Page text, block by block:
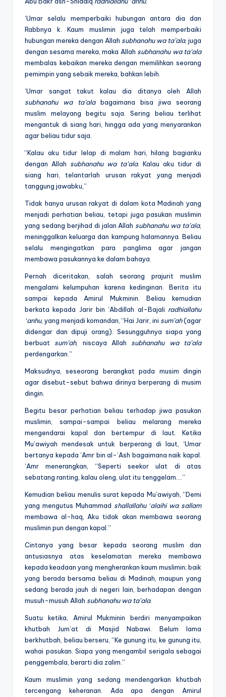
‘Umar selalu memperbaiki hubungan antara dia dan
Rabbnya k. Kaum muslimin juga telah memperbaiki
hubungan mereka dengan Allah subhanahu wa ta’ala, juga
dengan sesama mereka, maka Allah subhanahu wa ta’ala
membalas kebaikan mereka dengan memilihkan seorang
pemimpin yang sebaik mereka, bahkan lebih.
‘Umar sangat takut kalau dia ditanya oleh Allah
subhanahu wa ta’alabagaimana bisa jiwa seorang
muslim melayang begitu saja. Sering beliau terlihat
mengantuk di siang hari, hingga ada yang menyarankan
agar beliau tidur saja.
“Kalau aku tidur lelap di malam hari, hilang bagianku
dengan Allah subhanahu wa ta’ala. Kalau aku tidur di
siang hari, telantarlah urusan rakyat yang menjadi
tanggung jawabku,”
Tidak hanya urusan rakyat di dalam kota Madinah yang
menjadi perhatian beliau, tetapi juga pasukan muslimin
yang sedang berjihad di jalan Allah subhanahu wa ta’ala,
meninggalkan keluarga dan kampung halamannya. Beliau
selalu mengingatkan para panglima agar jangan
membawa pasukannya ke dalam bahaya.
Pernah diceritakan, salah seorang prajurit muslim
mengalami kelumpuhan karena kedinginan. Berita itu
sampai kepada Amirul Mukminin. Beliau kemudian
berkata kepada Jarir bin ‘Abdillah al-Bajali radhiallahu
‘anhu, yang menjadi komandan, “Hai Jarir, ini sum’ah(agar
didengar dan dipuji orang). Sesungguhnya siapa yang
berbuat sum’ah, niscaya Allah subhanahu wa ta’ala
perdengarkan.”
Maksudnya, seseorang berangkat pada musim dingin
agar disebut-sebut bahwa dirinya berperang di musim
dingin.
Begitu besar perhatian beliau terhadap jiwa pasukan
muslimin, sampai-sampai beliau melarang mereka
mengendarai kapal dan bertempur di laut. Ketika
Mu’awiyah mendesak untuk berperang di laut, ‘Umar
bertanya kepada ‘Amr bin al-‘Ash bagaimana naik kapal.
‘Amr menerangkan, “Seperti seekor ulat di atas
sebatang ranting, kalau oleng, ulat itu tenggelam….”
Kemudian beliau menulis surat kepada Mu’awiyah, “Demi
yang mengutus Muhammad shallallahu ‘alaihi wa sallam
membawa al-haq, Aku tidak akan membawa seorang
muslimin pun dengan kapal.”
Cintanya yang besar kepada seorang muslim dan
antusiasnya atas keselamatan mereka membawa
kepada keadaan yang mengherankan kaum muslimin; baik
yang berada bersama beliau di Madinah, maupun yang
sedang berada jauh di negeri lain, berhadapan dengan
musuh-musuh Allah subhanahu wa ta’ala.
Suatu ketika, Amirul Mukminin berdiri menyampaikan
khutbah Jum’at di Masjid Nabawi. Belum lama
berkhutbah, beliau berseru, “Ke gunung itu, ke gunung itu,
wahai pasukan. Siapa yang mengambil serigala sebagai
penggembala, berarti dia zalim.”
Kaum muslimin yang sedang mendengarkan khutbah
tercengang keheranan. Ada apa dengan Amirul